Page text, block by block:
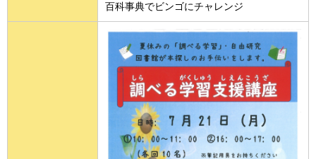
百科事典でビンゴにチャレンジ